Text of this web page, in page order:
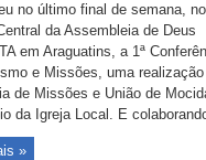
no último final de semana, no
da Assembleia de Deus
em Araguatins, a 1ª
e Missões, uma
de Missões e União de
da Igreja Local. E
»